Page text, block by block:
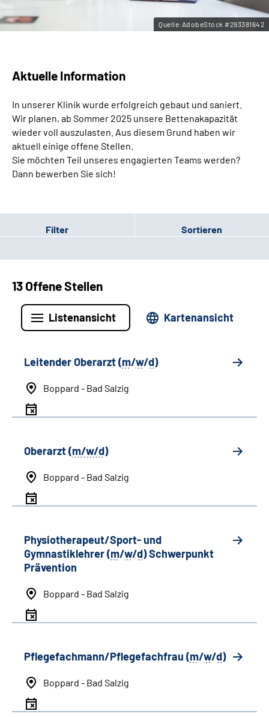
Quelle:AdobeStock #293381642
Aktuelle Information
In unserer Klinik wurde erfolgreich gebaut und saniert.
Wir planen, ab Sommer 2025 unsere Bettenakapazität
wieder voll auszulasten. Aus diesem Grund haben wir
aktuell einige offene Stellen.
Sie möchten Teil unseres engagierten Teams werden?
Dann bewerben Sie sich!
Filter Sortieren
13 Offene Stellen
Listenansicht Kartenansicht
Leitender Oberarzt (m/w/d)
Boppard - Bad Salzig
Oberarzt (m/w/d)
Boppard - Bad Salzig
Physiotherapeut/Sport- und
Gymnastiklehrer (m/w/d) Schwerpunkt
Prävention
Boppard - Bad Salzig
Pflegefachmann/Pflegefachfrau (m/w/d)
Boppard - Bad Salzig